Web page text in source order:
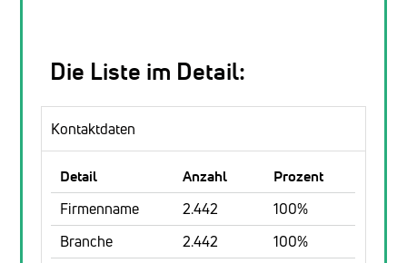
Die Liste im Detail:
Kontaktdaten
Detail Anzahl
Prozent
Firmenname
2.442
100%
Branche
2.442
100%